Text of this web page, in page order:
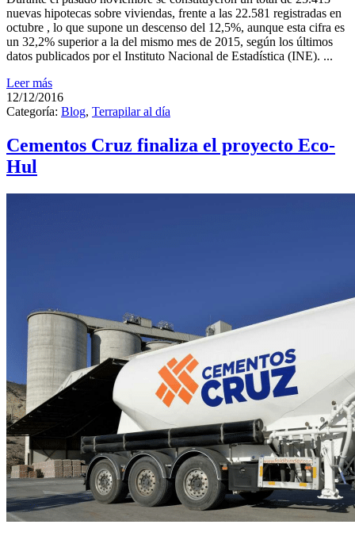
nuevas hipotecas sobre viviendas, frente a las 22.581 registradas en
octubre , lo que supone un descenso del 12,5%, aunque esta cifra es
un 32,2% superior a la del mismo mes de 2015, según los últimos
datos publicados por el Instituto Nacional de Estadística (INE). ...
Leer más
12/12/2016
Categoría: Blog, Terrapilar al día
Cementos Cruz finaliza el proyecto Eco-
Hul